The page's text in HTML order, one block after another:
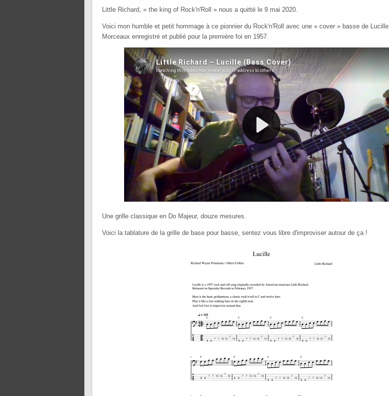
Little Richard, « the king of Rock'n'Roll » nous a quitté le 9 mai 2020.
Voici mon humble et petit hommage à ce pionnier du Rock'n'Roll avec une « cover » basse de Lucille.
Morceaux enregistré et publié pour la première foi en 1957.
Une grille classique en Do Majeur, douze mesures.
Voici la tablature de la grille de base pour basse, sentez vous libre d'improviser autour de ça !